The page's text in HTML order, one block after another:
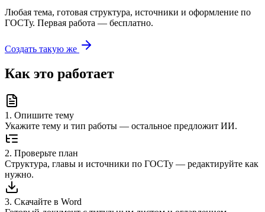
Любая тема, готовая структура, источники и оформление по
ГОСТу. Первая работа — бесплатно.
Создать такую же
Как это работает
1 . Опишите тему
Укажите тему и тип работы — остальное предложит ИИ.
2. Проверьте план
Структура, главы и источники по ГОСТу — редактируйте как
нужно.
3. Скачайте в Word